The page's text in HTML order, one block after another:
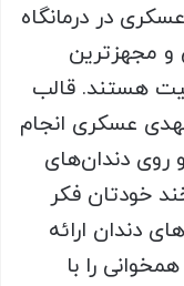
در درمانگاه
و مجهزترین
هستند. قالب
عسکری انجام
روی دندان‌های
خودتان فکر
دندان ارائه
را با